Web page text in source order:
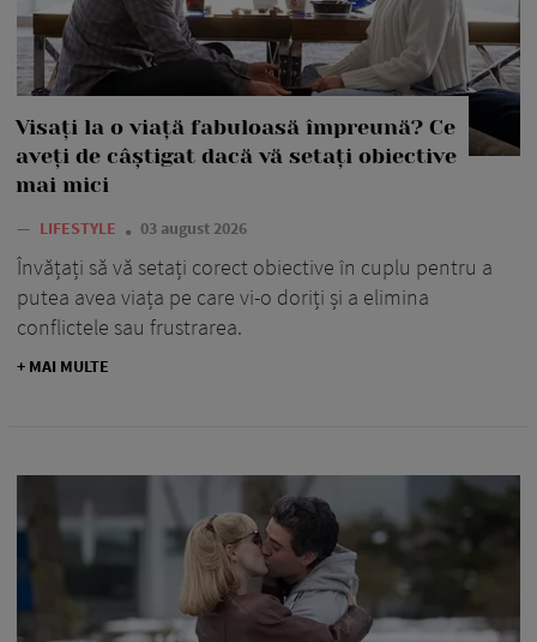
Visați la o viață fabuloasă împreună? Ce
aveți de câștigat dacă vă setați obiective
mai mici
— LIFESTYLE 03 august 2026
Învățați să vă setați corect obiective în cuplu pentru a
putea avea viața pe care vi-o doriți și a elimina
conflictele sau frustrarea.
+ MAI MULTE